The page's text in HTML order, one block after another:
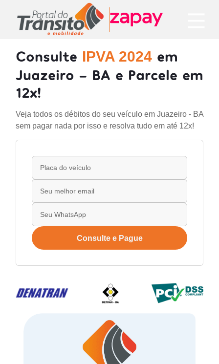
Consulte IPVA 2024 em
Juazeiro - BA e Parcele em
12x!
Veja todos os débitos do seu veículo em Juazeiro - BA
sem pagar nada por isso e resolva tudo em até 12x!
Consulte e Pague